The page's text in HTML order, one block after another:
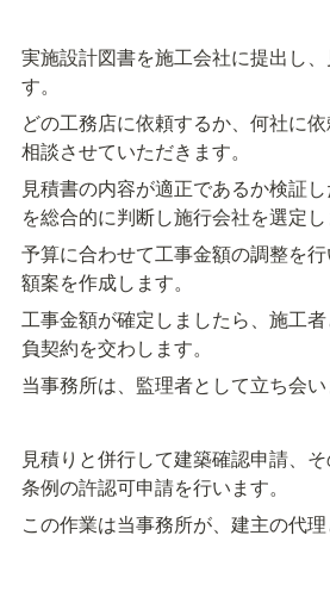
実施設計図書を施工会社に提出し
す。
どの工務店に依頼するか、何社に
相談させていただきます。
見積書の内容が適正であるか検証
を総合的に判断し施行会社を選定し
予算に合わせて工事金額の調整を
額案を作成します。
工事金額が確定しましたら、施工
負契約を交わします。
当事務所は、監理者として立ち会い
見積りと併行して建築確認申請、そ
条例の許認可申請を行います。
この作業は当事務所が、建主の代理